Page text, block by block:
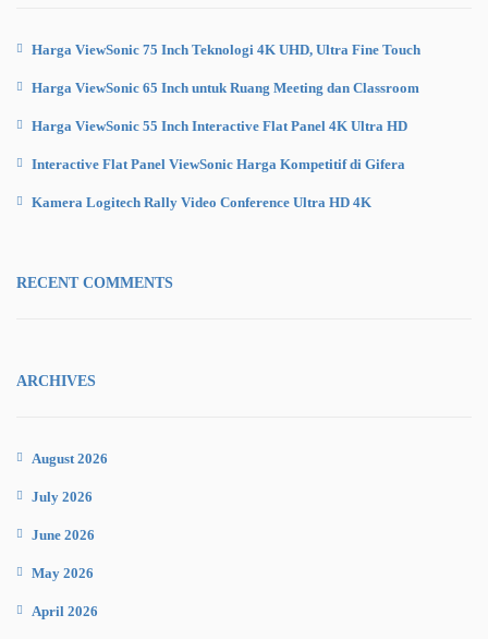
Harga ViewSonic 75 Inch Teknologi 4K UHD, Ultra Fine Touch
Harga ViewSonic 65 Inch untuk Ruang Meeting dan Classroom
Harga ViewSonic 55 Inch Interactive Flat Panel 4K Ultra HD
Interactive Flat Panel ViewSonic Harga Kompetitif di Gifera
Kamera Logitech Rally Video Conference Ultra HD 4K
RECENT COMMENTS
ARCHIVES
August 2026
July 2026
June 2026
May 2026
April 2026